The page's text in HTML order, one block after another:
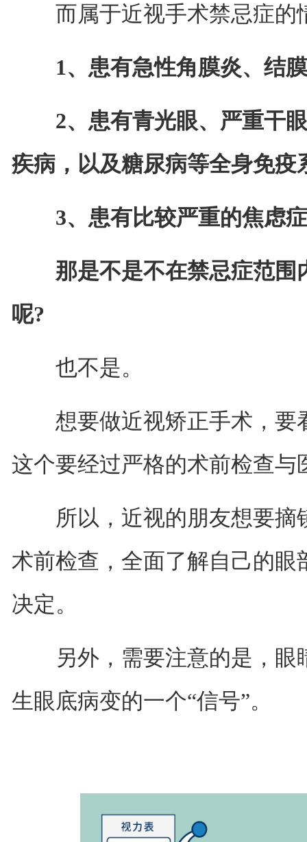
而属于近视手术禁忌症的
1、患有急性角膜炎、结膜
2、患有青光眼、严重干眼
疾病，以及糖尿病等全身免疫
3、患有比较严重的焦虑症
那是不是不在禁忌症范围
呢?
也不是。
想要做近视矫正手术，要
这个要经过严格的术前检查与
所以，近视的朋友想要摘
术前检查，全面了解自己的
决定。
另外，需要注意的是，眼
生眼底病变的一个“信号”。